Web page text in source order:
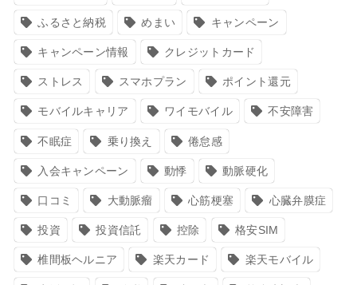
ふるさと納税 めまい キャンペーン
キャンペーン情報 クレジットカード
ストレス スマホプラン ポイント還元
モバイルキャリア ワイモバイル 不安障害
不眠症 乗り換え 倦怠感
入会キャンペーン 動悸 動脈硬化
口コミ 大動脈瘤 心筋梗塞 心臓弁膜症
投資 投資信託 控除 格安SIM
椎間板ヘルニア 楽天カード 楽天モバイル